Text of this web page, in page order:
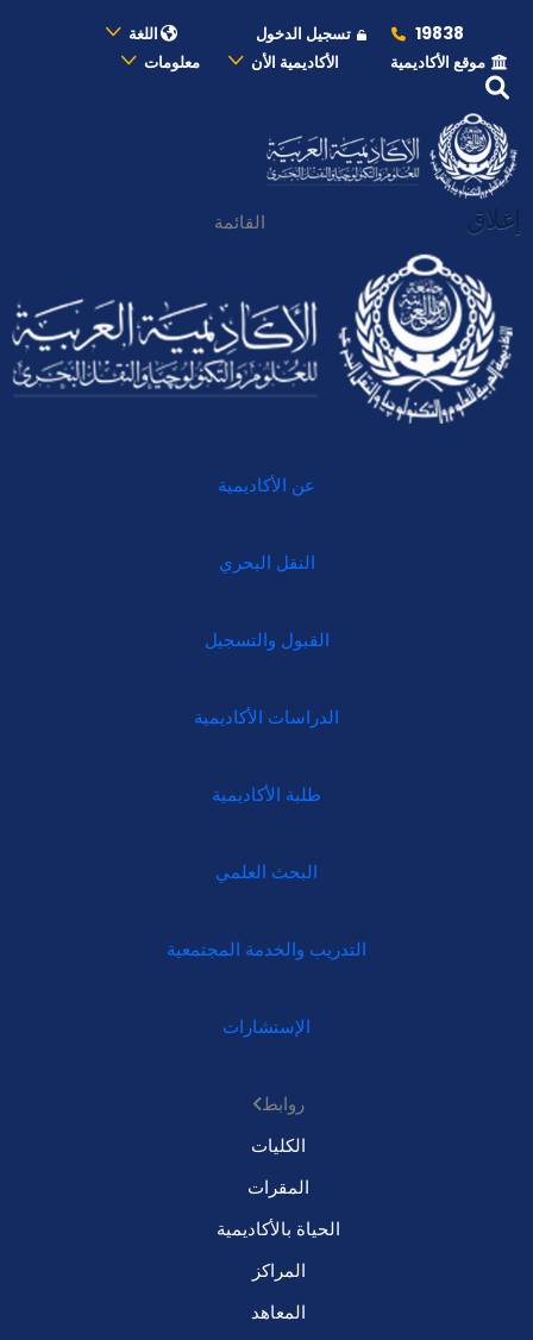
19838 تسجيل الدخول
اللغة
موقع الأكاديمية
الأكاديمية الأن معلومات
إغلاق القائمة
عن الأكاديمية
النقل البحري
القبول والتسجيل
الدراسات الأكاديمية
طلبة الأكاديمية
البحث العلمي
التدريب والخدمة المجتمعية
الإستشارات
روابط
الكليات
المقرات
الحياة بالأكاديمية
المراكز
المعاهد